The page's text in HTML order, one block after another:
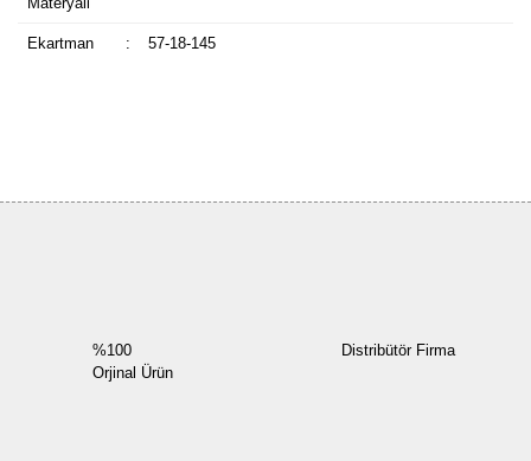
Ekartman : 57-18-145
%100
Orjinal Ürün
Distribütör Firma